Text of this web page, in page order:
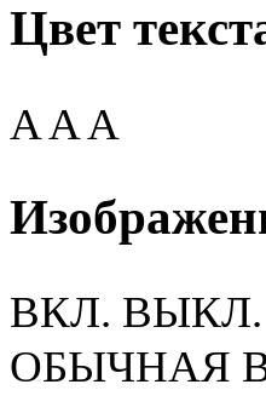
Цвет
AAA
ВКЛ. ВЫКЛ.
ОБЫЧНАЯ